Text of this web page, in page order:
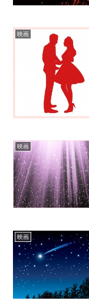
映画
映画
映画